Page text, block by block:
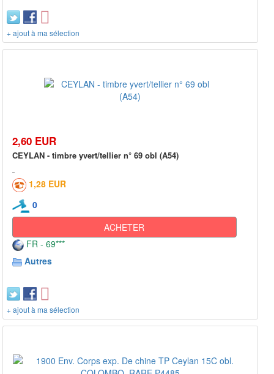
+ ajout à ma sélection
2,60 EUR
CEYLAN - timbre yvert/tellier n° 69 obl (A54)
1,28 EUR
0
ACHETER
FR - 69***
Autres
+ ajout à ma sélection